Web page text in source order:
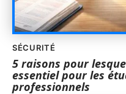
SÉCURITÉ
5 raisons pour
essentiel pour les
professionnels